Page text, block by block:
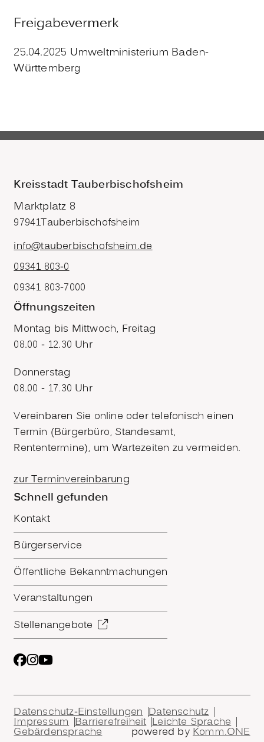
Freigabevermerk
25.04.2025 Umweltministerium Baden-
Württemberg
Kreisstadt Tauberbischofsheim
Marktplatz 8
97941Tauberbischofsheim
info@tauberbischofsheim.de
09341 803-0
09341 803-7000
Öffnungszeiten
Montag bis Mittwoch, Freitag
08.00 - 12.30 Uhr
Donnerstag
08.00 - 17.30 Uhr
Vereinbaren Sie online oder telefonisch einen
Termin (Bürgerbüro, Standesamt,
Rententermine), um Wartezeiten zu vermeiden.
zur Terminvereinbarung
Schnell gefunden
Kontakt
Bürgerservice
Öffentliche Bekanntmachungen
Veranstaltungen
Stellenangebote
Datenschutz-Einstellungen Datenschutz
Impressum Barrierefreiheit Leichte Sprache
Gebärdensprache powered by Komm.ONE